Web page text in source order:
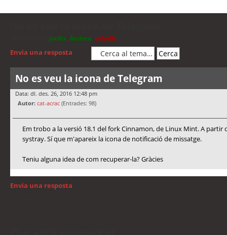
jordis Andreu cubells
Envia una resposta
No es veu la icona de Telegram
Data: dl. des. 26, 2016 12:48 pm
Autor: cat-acrac (Entrades: 98)
Em trobo a la versió 18.1 del fork Cinnamon, de Linux Mint. A
systray. Sí que m'apareix la icona de notificació de missatge.
Teniu alguna idea de com recuperar-la? Gràcies
Envia una resposta